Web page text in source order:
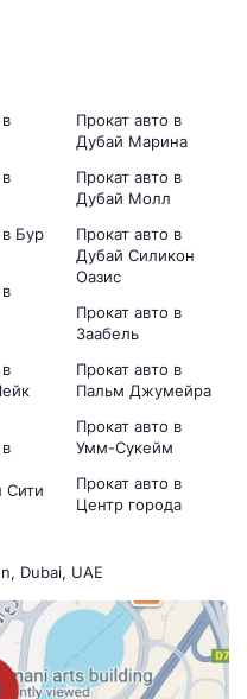
Dubai, UAE
в Бур
Сити
Прокат авто в
Дубай Марина
Прокат авто в
Дубай Молл
Прокат авто в
Дубай Силикон
Оазис
Прокат авто в
Заабель
Прокат авто в
Пальм Джумейра
Прокат авто в
Умм-Сукейм
Прокат авто в
Центр города